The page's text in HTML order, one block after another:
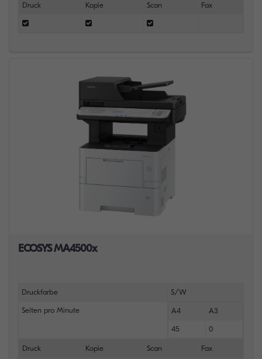
Druck Kopie Scan Fax
ECOSYS MA4500x
Druckfarbe S/W
Seiten pro Minute A4 A3
45 0
Druck Kopie Scan Fax